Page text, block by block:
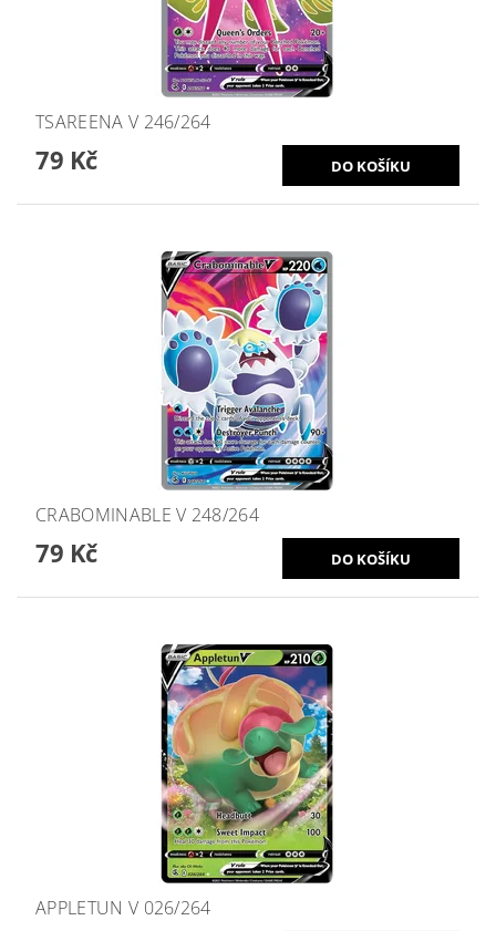
TSAREENA V 246/264
79 Kč
CRABOMINABLE V 248/264
79 Kč
APPLETUN V 026/264